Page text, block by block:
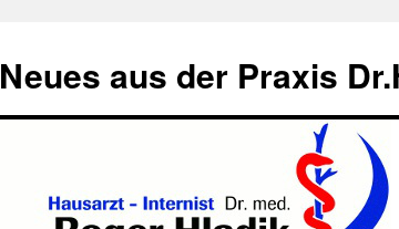
Neues aus der Praxis